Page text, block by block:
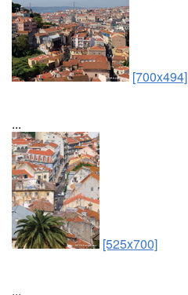
[700x494]
...
[525x700]
...